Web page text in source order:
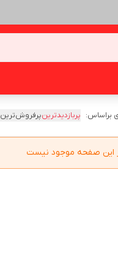
براساس: پربازدیدترینپرفروش‌ترین
این صفحه موجود نیست